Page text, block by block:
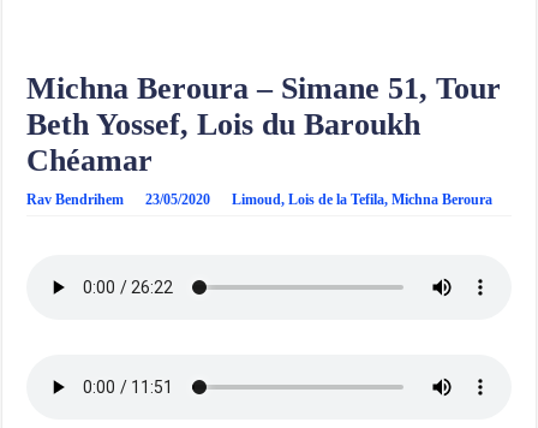
Michna Beroura – Simane 51, Tour
Beth Yossef, Lois du Baroukh
Chéamar
Rav Bendrihem 23/05/2020 Limoud,Lois de la Tefila,Michna Beroura